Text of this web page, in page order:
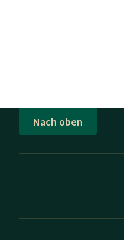
Nach oben